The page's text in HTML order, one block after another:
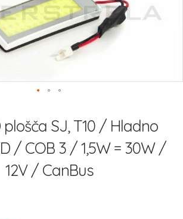
plošča SJ, T10 / Hladno
/ COB 3 / 1,5W = 30W /
12V / CanBus